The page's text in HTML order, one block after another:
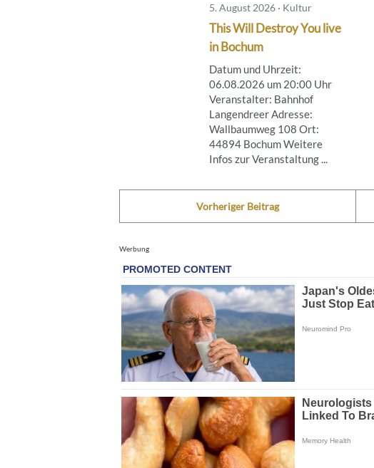
5. August 2026 · Kultur
This Will Destroy You live
in Bochum
Datum und Uhrzeit:
06.08.2026 um 20:00 Uhr
Veranstalter: Bahnhof
Langendreer Adresse:
Wallbaumweg 108 Ort:
44894 Bochum Weitere
Infos zur Veranstaltung ...
Vorheriger Beitrag
Werbung